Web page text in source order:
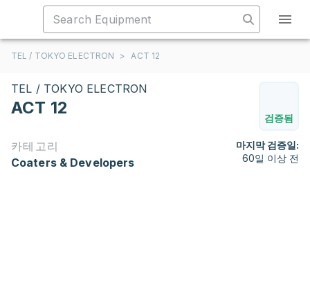
TEL / TOKYO ELECTRON > ACT 12
TEL / TOKYO ELECTRON
ACT 12
검증됨
카테고리
Coaters & Developers
마지막 검증일:
60일 이상 전